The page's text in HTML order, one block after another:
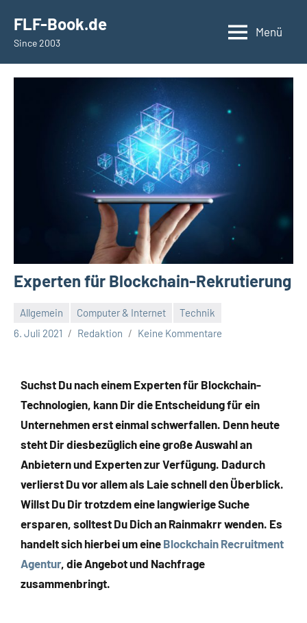
springen
FLF-Book.de
Since 2003
Menü
Experten für Blockchain-Rekrutierung
Allgemein Computer & Internet
Technik
6. Juli 2021
Redaktion Keine Kommentare
Suchst Du nach einem Experten für Blockchain-
Technologien, kann Dir die Entscheidung für ein
Unternehmen erst einmal schwerfallen. Denn heute
steht Dir diesbezüglich eine große Auswahl an
Anbietern und Experten zur Verfügung. Dadurch
verlierst Du vor allem als Laie schnell den Überblick.
Willst Du Dir trotzdem eine langwierige Suche
ersparen, solltest Du Dich an Rainmakrr wenden. Es
handelt sich hierbei um eine Blockchain Recruitment
Agentur, die Angebot und Nachfrage
zusammenbringt.